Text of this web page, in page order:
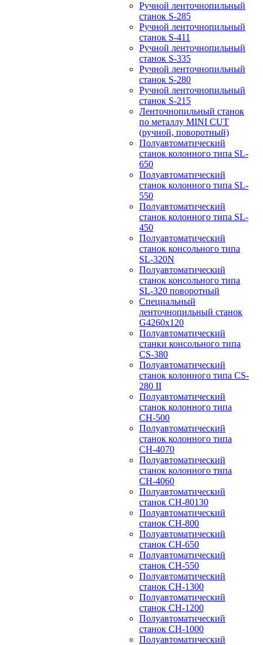
Ручной ленточнопильный
станок S-285
Ручной ленточнопильный
станок S-411
Ручной ленточнопильный
станок S-335
Ручной ленточнопильный
станок S-280
Ручной ленточнопильный
станок S-215
Ленточнопильный станок
по металлу MINI CUT
(ручной, поворотный)
Полуавтоматический
станок колонного типа SL-
650
Полуавтоматический
станок колонного типа SL-
550
Полуавтоматический
станок колонного типа SL-
450
Полуавтоматический
станок консольного типа
SL-320N
Полуавтоматический
станок консольного типа
SL-320 поворотный
Специальный
ленточнопильный станок
G4260x120
Полуавтоматический
станки консольного типа
CS-380
Полуавтоматический
станок колонного типа CS-
280 II
Полуавтоматический
станок колонного типа
CH-500
Полуавтоматический
станок колонного типа
CH-4070
Полуавтоматический
станок колонного типа
CH-4060
Полуавтоматический
станок CH-80130
Полуавтоматический
станок CH-800
Полуавтоматический
станок CH-650
Полуавтоматический
станок CH-550
Полуавтоматический
станок CH-1300
Полуавтоматический
станок CH-1200
Полуавтоматический
станок CH-1000
Полуавтоматический